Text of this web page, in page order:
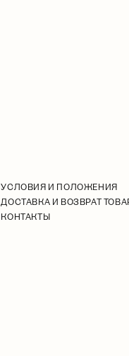
УСЛОВИЯ И ПОЛОЖЕНИЯ
ДОСТАВКА И ВОЗВРАТ
КОНТАКТЫ